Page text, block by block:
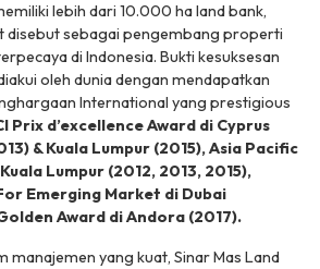
lebih dari 10.000 ha land bank,
disebut sebagai pengembang properti
di Indonesia. Bukti kesuksesan
oleh dunia dengan mendapatkan
International yang prestigious
Prix d’excellence Award di Cyprus
& Kuala Lumpur (2015), Asia Pacific
Lumpur (2012, 2013, 2015),
Emerging Market di Dubai
Award di Andora (2017).
manajemen yang kuat, Sinar Mas Land